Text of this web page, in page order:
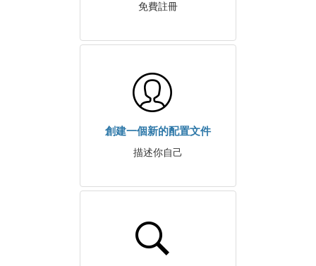
免費註冊
創建一個新的配置文件
描述你自己